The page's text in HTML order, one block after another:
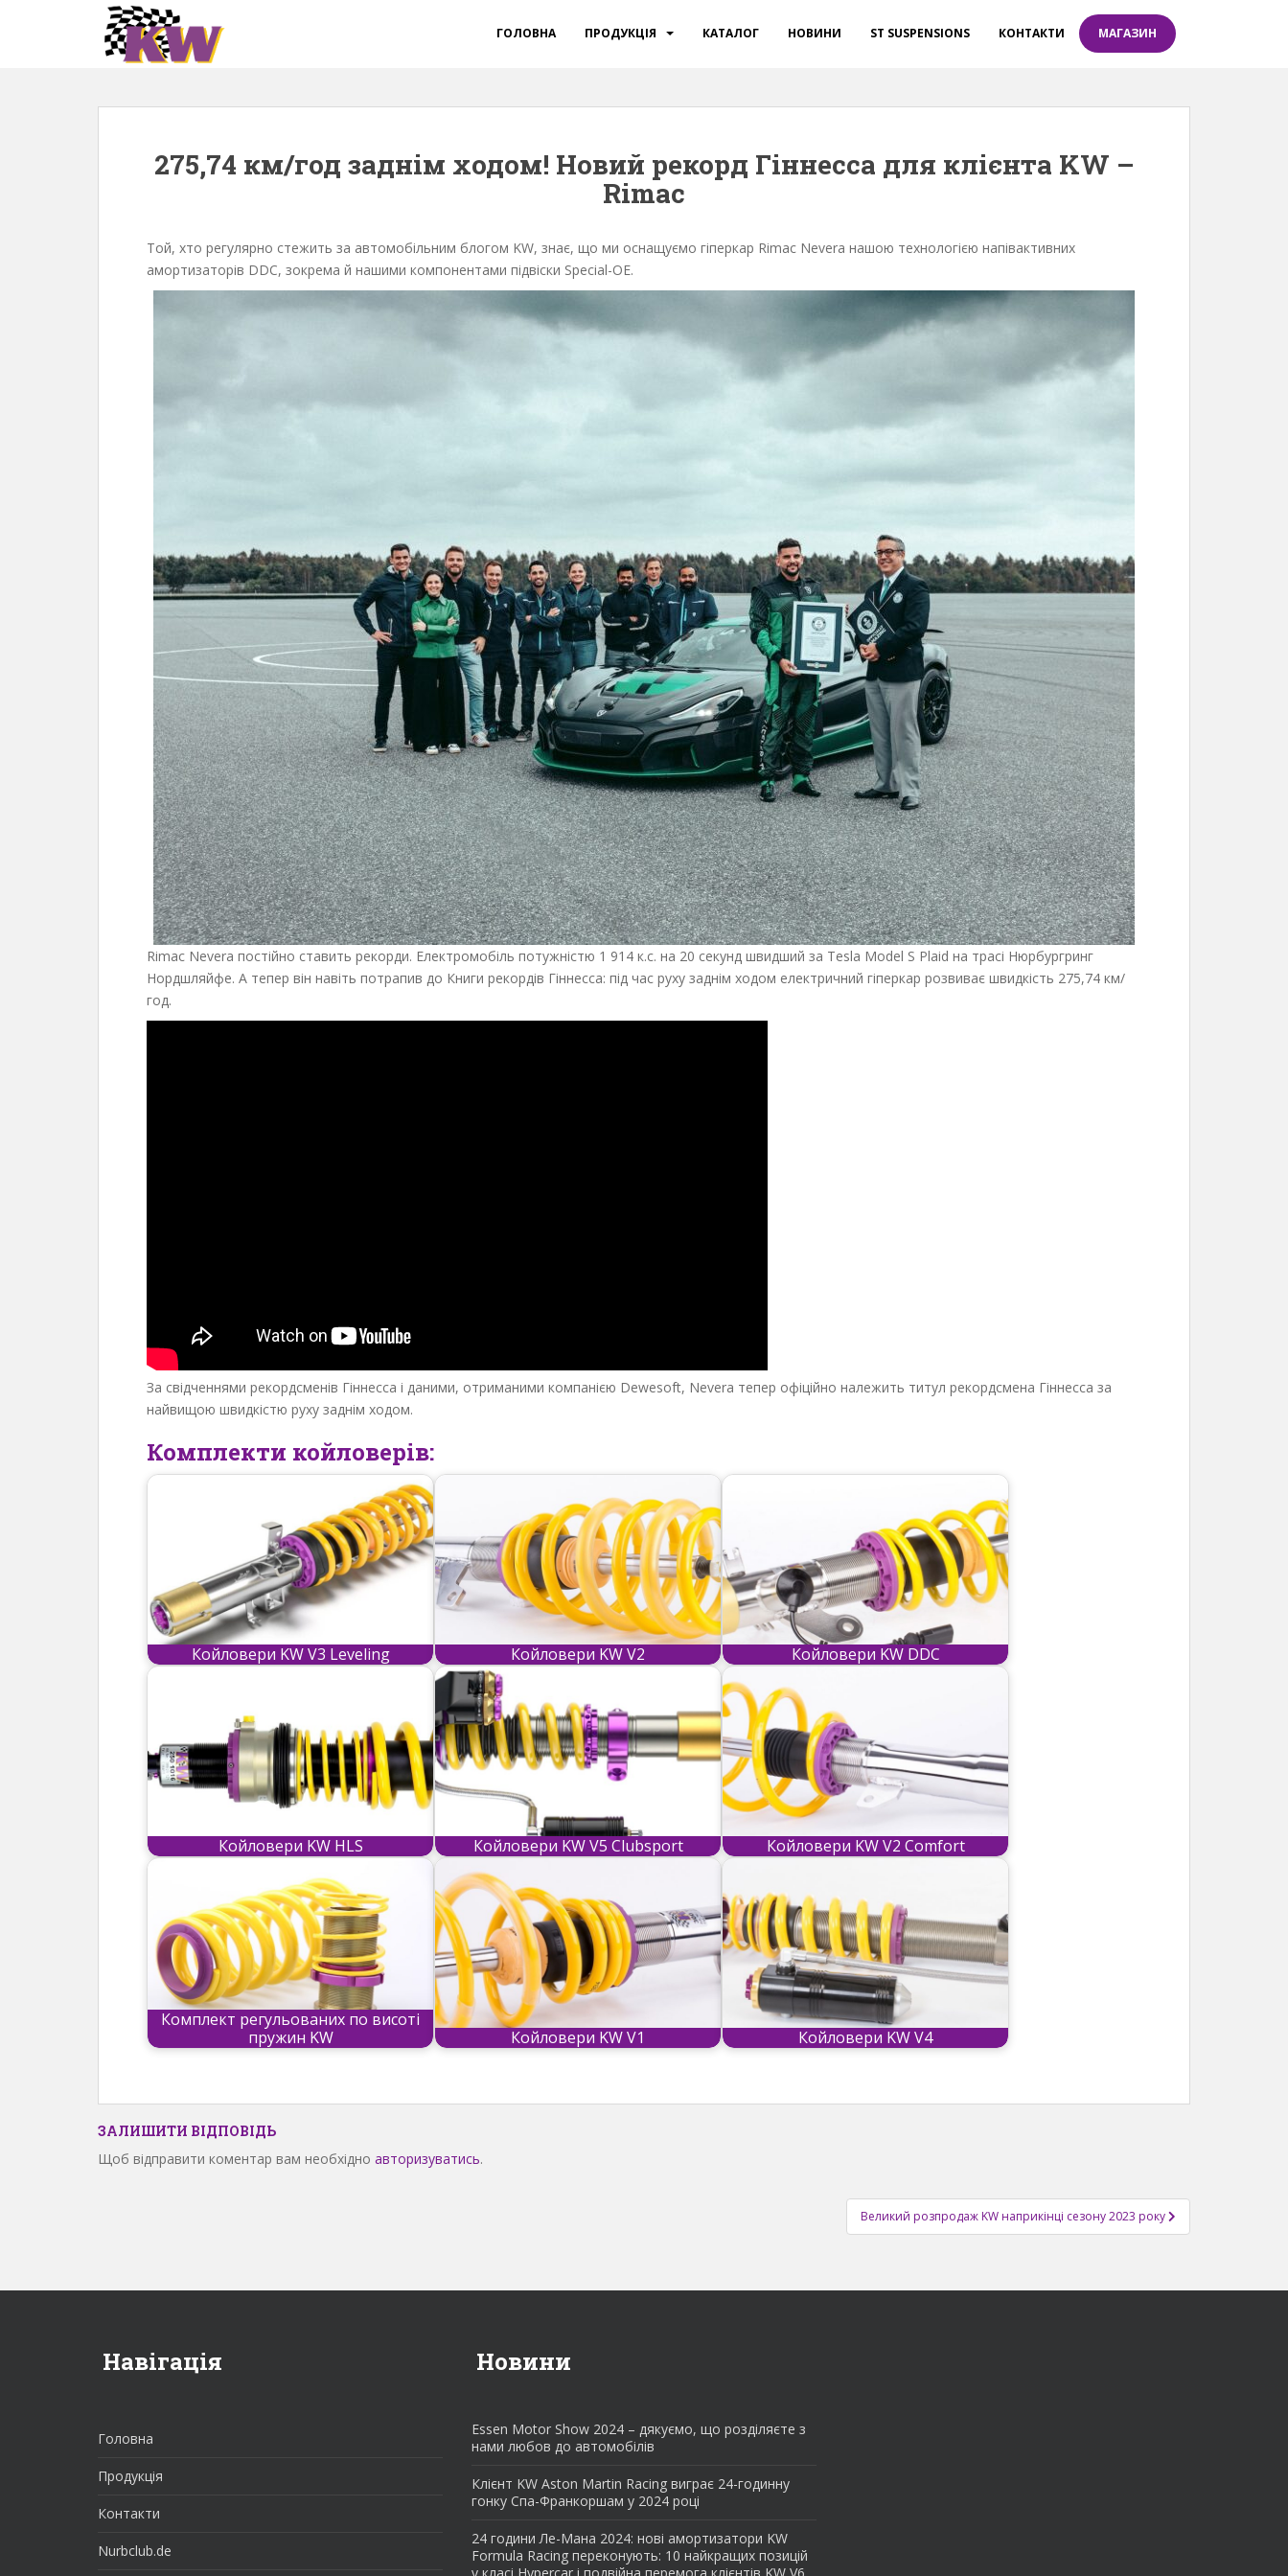
ГОЛОВНА ПРОДУКЦІЯ КАТАЛОГ НОВИНИ ST SUSPENSIONS КОНТАКТИ МАГАЗИН
275,74 км/год заднім ходом! Новий рекорд Гіннесса для клієнта KW –
Rimac
Той, хто регулярно стежить за автомобільним блогом KW, знає, що ми оснащуємо гіперкар Rimac Nevera нашою технологією напівактивних
амортизаторів DDC, зокрема й нашими компонентами підвіски Special-OE.
Rimac Nevera постійно ставить рекорди. Електромобіль потужністю 1 914 к.с. на 20 секунд швидший за Tesla Model S Plaid на трасі Нюрбургринг
Нордшляйфе. А тепер він навіть потрапив до Книги рекордів Гіннесса: під час руху заднім ходом електричний гіперкар розвиває швидкість 275,74 км/
год.
За свідченнями рекордсменів Гіннесса і даними, отриманими компанією Dewesoft, Nevera тепер офіційно належить титул рекордсмена Гіннесса за
найвищою швидкістю руху заднім ходом.
Комплекти койловерів:
Койловери KW V3 Leveling Койловери KW V2 Койловери KW DDC
Койловери KW HLS Койловери KW V5 Clubsport Койловери KW V2 Comfort
Комплект регульованих по висоті
пружин KW
Койловери KW V1 Койловери KW V4
ЗАЛИШИТИ ВІДПОВІДЬ
Щоб відправити коментар вам необхідно авторизуватись.
Великий розпродаж KW наприкінці сезону 2023 року
Навігація
Головна
Продукція
Контакти
Nurbclub.de
Новини
Essen Motor Show 2024 – дякуємо, що розділяєте з
нами любов до автомобілів
Клієнт KW Aston Martin Racing виграє 24-годинну
гонку Спа-Франкоршам у 2024 році
24 години Ле-Мана 2024: нові амортизатори KW
Formula Racing переконують: 10 найкращих позицій